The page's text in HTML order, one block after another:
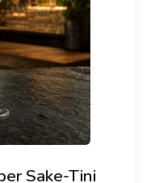
Sake-Tini